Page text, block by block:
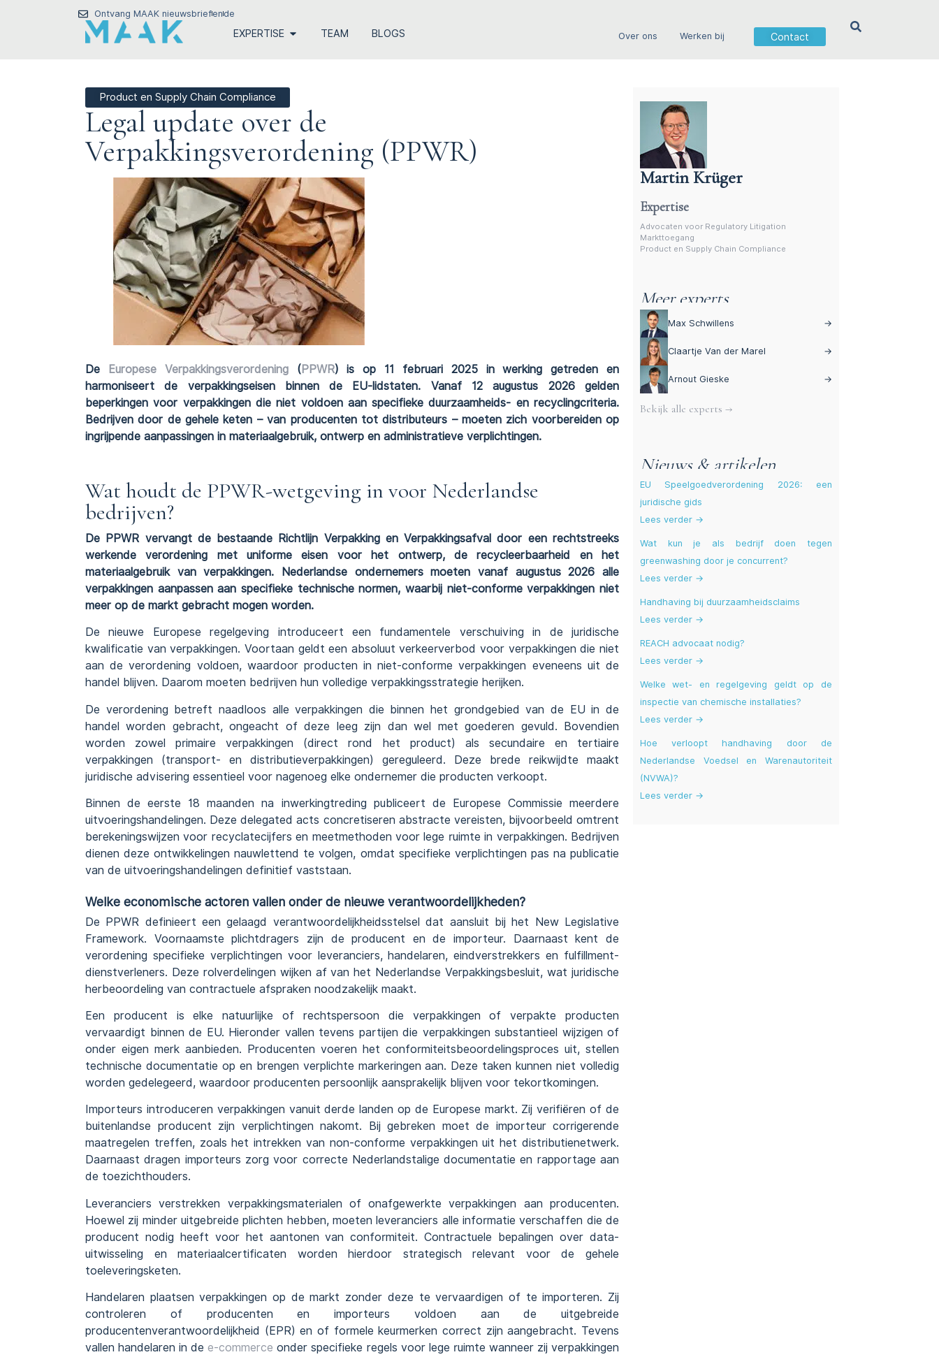
Ontvang MAAK nieuwsbriefende
EXPERTISE TEAM BLOGS Over ons Werken bij Contact
Product en Supply Chain Compliance
Legal update over de
Verpakkingsverordening (PPWR)
De Europese Verpakkingsverordening(PPWR) is op 11 februari 2025 in werking getreden en
harmoniseert de verpakkingseisen binnen de EU-lidstaten. Vanaf 12 augustus 2026 gelden
beperkingen voor verpakkingen die niet voldoen aan specifieke duurzaamheids- en recyclingcriteria.
Bedrijven door de gehele keten – van producenten tot distributeurs – moeten zich voorbereiden op
ingrijpende aanpassingen in materiaalgebruik, ontwerp en administratieve verplichtingen.
Wat houdt de PPWR-wetgeving in voor Nederlandse
bedrijven?
De PPWR vervangt de bestaande Richtlijn Verpakking en Verpakkingsafval door een rechtstreeks
werkende verordening met uniforme eisen voor het ontwerp, de recycleerbaarheid en het
materiaalgebruik van verpakkingen. Nederlandse ondernemers moeten vanaf augustus 2026 alle
verpakkingen aanpassen aan specifieke technische normen, waarbij niet-conforme verpakkingen niet
meer op de markt gebracht mogen worden.
De nieuwe Europese regelgeving introduceert een fundamentele verschuiving in de juridische
kwalificatie van verpakkingen. Voortaan geldt een absoluut verkeerverbod voor verpakkingen die niet
aan de verordening voldoen, waardoor producten in niet-conforme verpakkingen eveneens uit de
handel blijven. Daarom moeten bedrijven hun volledige verpakkingsstrategie herijken.
De verordening betreft naadloos alle verpakkingen die binnen het grondgebied van de EU in de
handel worden gebracht, ongeacht of deze leeg zijn dan wel met goederen gevuld. Bovendien
worden zowel primaire verpakkingen (direct rond het product) als secundaire en tertiaire
verpakkingen (transport- en distributieverpakkingen) gereguleerd. Deze brede reikwijdte maakt
juridische advisering essentieel voor nagenoeg elke ondernemer die producten verkoopt.
Binnen de eerste 18 maanden na inwerkingtreding publiceert de Europese Commissie meerdere
uitvoeringshandelingen. Deze delegated acts concretiseren abstracte vereisten, bijvoorbeeld omtrent
berekeningswijzen voor recyclatecijfers en meetmethoden voor lege ruimte in verpakkingen. Bedrijven
dienen deze ontwikkelingen nauwlettend te volgen, omdat specifieke verplichtingen pas na publicatie
van de uitvoeringshandelingen definitief vaststaan.
Welke economische actoren vallen onder de nieuwe verantwoordelijkheden?
De PPWR definieert een gelaagd verantwoordelijkheidsstelsel dat aansluit bij het New Legislative
Framework. Voornaamste plichtdragers zijn de producent en de importeur. Daarnaast kent de
verordening specifieke verplichtingen voor leveranciers, handelaren, eindverstrekkers en fulfillment-
dienstverleners. Deze rolverdelingen wijken af van het Nederlandse Verpakkingsbesluit, wat juridische
herbeoordeling van contractuele afspraken noodzakelijk maakt.
Een producent is elke natuurlijke of rechtspersoon die verpakkingen of verpakte producten
vervaardigt binnen de EU. Hieronder vallen tevens partijen die verpakkingen substantieel wijzigen of
onder eigen merk aanbieden. Producenten voeren het conformiteitsbeoordelingsproces uit, stellen
technische documentatie op en brengen verplichte markeringen aan. Deze taken kunnen niet volledig
worden gedelegeerd, waardoor producenten persoonlijk aansprakelijk blijven voor tekortkomingen.
Importeurs introduceren verpakkingen vanuit derde landen op de Europese markt. Zij verifiëren of de
buitenlandse producent zijn verplichtingen nakomt. Bij gebreken moet de importeur corrigerende
maatregelen treffen, zoals het intrekken van non-conforme verpakkingen uit het distributienetwerk.
Daarnaast dragen importeurs zorg voor correcte Nederlandstalige documentatie en rapportage aan
de toezichthouders.
Leveranciers verstrekken verpakkingsmaterialen of onafgewerkte verpakkingen aan producenten.
Hoewel zij minder uitgebreide plichten hebben, moeten leveranciers alle informatie verschaffen die de
producent nodig heeft voor het aantonen van conformiteit. Contractuele bepalingen over data-
uitwisseling en materiaalcertificaten worden hierdoor strategisch relevant voor de gehele
toeleveringsketen.
Handelaren plaatsen verpakkingen op de markt zonder deze te vervaardigen of te importeren. Zij
controleren of producenten en importeurs voldoen aan de uitgebreide
producentenverantwoordelijkheid (EPR) en of formele keurmerken correct zijn aangebracht. Tevens
vallen handelaren in dee-commerce onder specifieke regels voor lege ruimte wanneer zij verpakkingen
Martin Krüger
Advocaat productregelgeving – Martin Krüger
Expertise
Advocaten voor Regulatory Litigation
Markttoegang
Product en Supply Chain Compliance
Meer experts
Max Schwillens →
Claartje Van der Marel →
Arnout Gieske →
Bekijk alle experts →
Nieuws & artikelen
EU Speelgoedverordening 2026: een
juridische gids
Lees verder →
Wat kun je als bedrijf doen tegen
greenwashing door je concurrent?
Lees verder →
Handhaving bij duurzaamheidsclaims
Lees verder →
REACH advocaat nodig?
Lees verder →
Welke wet- en regelgeving geldt op de
inspectie van chemische installaties?
Lees verder →
Hoe verloopt handhaving door de
Nederlandse Voedsel en Warenautoriteit
(NVWA)?
Lees verder →